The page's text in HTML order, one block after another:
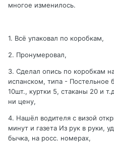
многое изменилось.
1. Всё упаковал по коробкам,
2. Пронумеровал,
3. Сделал опись по коробкам
испанском, типа - Постельное
10шт., куртки 5, стаканы 20 и
ни цену,
4. Нашёл водителя с визой
минут и газета Из рук в руки,
бычка, на росс. номерах,